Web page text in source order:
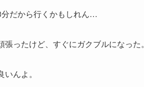
だから行くかもしれん…
ったけど、すぐにガクブルになった。
んよ。